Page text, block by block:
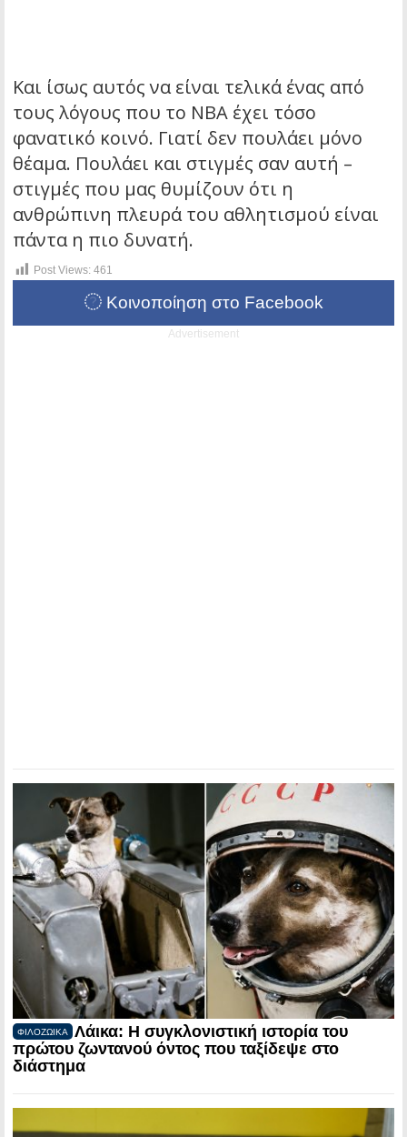
Και ίσως αυτός να είναι τελικά ένας από
τους λόγους που το NBA έχει τόσο
φανατικό κοινό. Γιατί δεν πουλάει μόνο
θέαμα. Πουλάει και στιγμές σαν αυτή –
στιγμές που μας θυμίζουν ότι η
ανθρώπινη πλευρά του αθλητισμού είναι
πάντα η πιο δυνατή.
Post Views: 461
Κοινοποίηση στο Facebook
Advertisement
ΦΙΛΟΖΩΙΚΑ
Λάικα: Η συγκλονιστική ιστορία του
πρώτου ζωντανού όντος που ταξίδεψε στο
διάστημα